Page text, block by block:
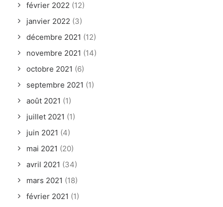
février 2022 (12)
janvier 2022 (3)
décembre 2021 (12)
novembre 2021 (14)
octobre 2021 (6)
septembre 2021 (1)
août 2021 (1)
juillet 2021 (1)
juin 2021 (4)
mai 2021 (20)
avril 2021 (34)
mars 2021 (18)
février 2021 (1)